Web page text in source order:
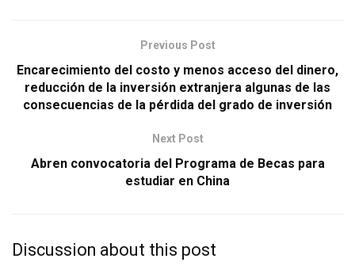
Previous Post
Encarecimiento del costo y menos acceso del dinero,
reducción de la inversión extranjera algunas de las
consecuencias de la pérdida del grado de inversión
Next Post
Abren convocatoria del Programa de Becas para
estudiar en China
Discussion about this post